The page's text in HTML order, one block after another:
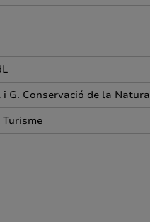
G. Conservació de la Natura